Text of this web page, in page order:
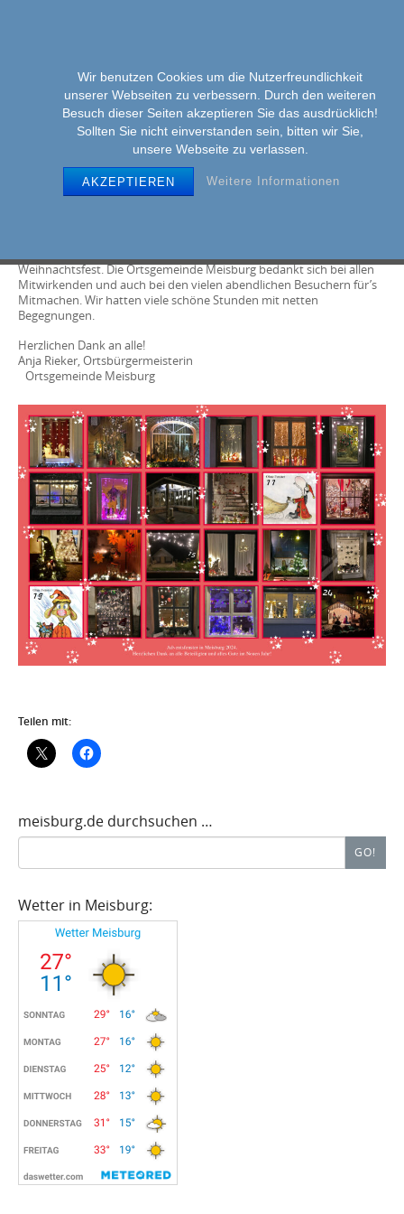
Wir benutzen Cookies um die Nutzerfreundlichkeit
unserer Webseiten zu verbessern. Durch den weiteren
Besuch dieser Seiten akzeptieren Sie das ausdrücklich!
Sollten Sie nicht einverstanden sein, bitten wir Sie,
unsere Webseite zu verlassen.
AKZEPTIEREN Weitere Informationen
MENU
Adventsfenster-Aktion 2024
Weihnachtsfest. Die Ortsgemeinde Meisburg bedankt sich bei allen
Mitwirkenden und auch bei den vielen abendlichen Besuchern für’s
Mitmachen. Wir hatten viele schöne Stunden mit netten
Begegnungen.
Herzlichen Dank an alle!
Anja Rieker, Ortsbürgermeisterin
Ortsgemeinde Meisburg
Teilen mit:
meisburg.de durchsuchen …
Search
GO!
Wetter in Meisburg: